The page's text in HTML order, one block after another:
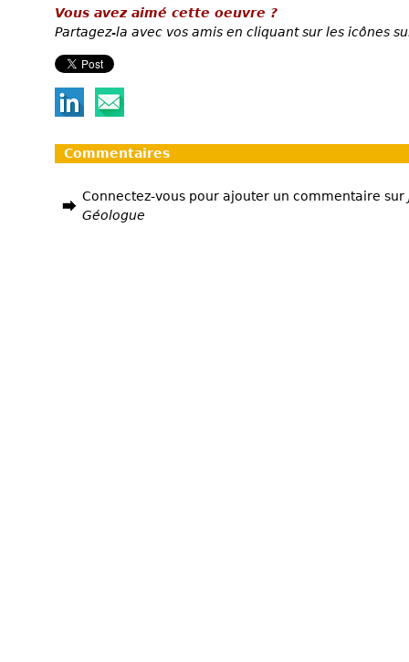
Vous avez aimé cette oeuvre ?
Partagez-la avec vos amis en cliquant sur les icônes
Commentaires
Connectez-vous pour ajouter un commentaire sur
Géologue